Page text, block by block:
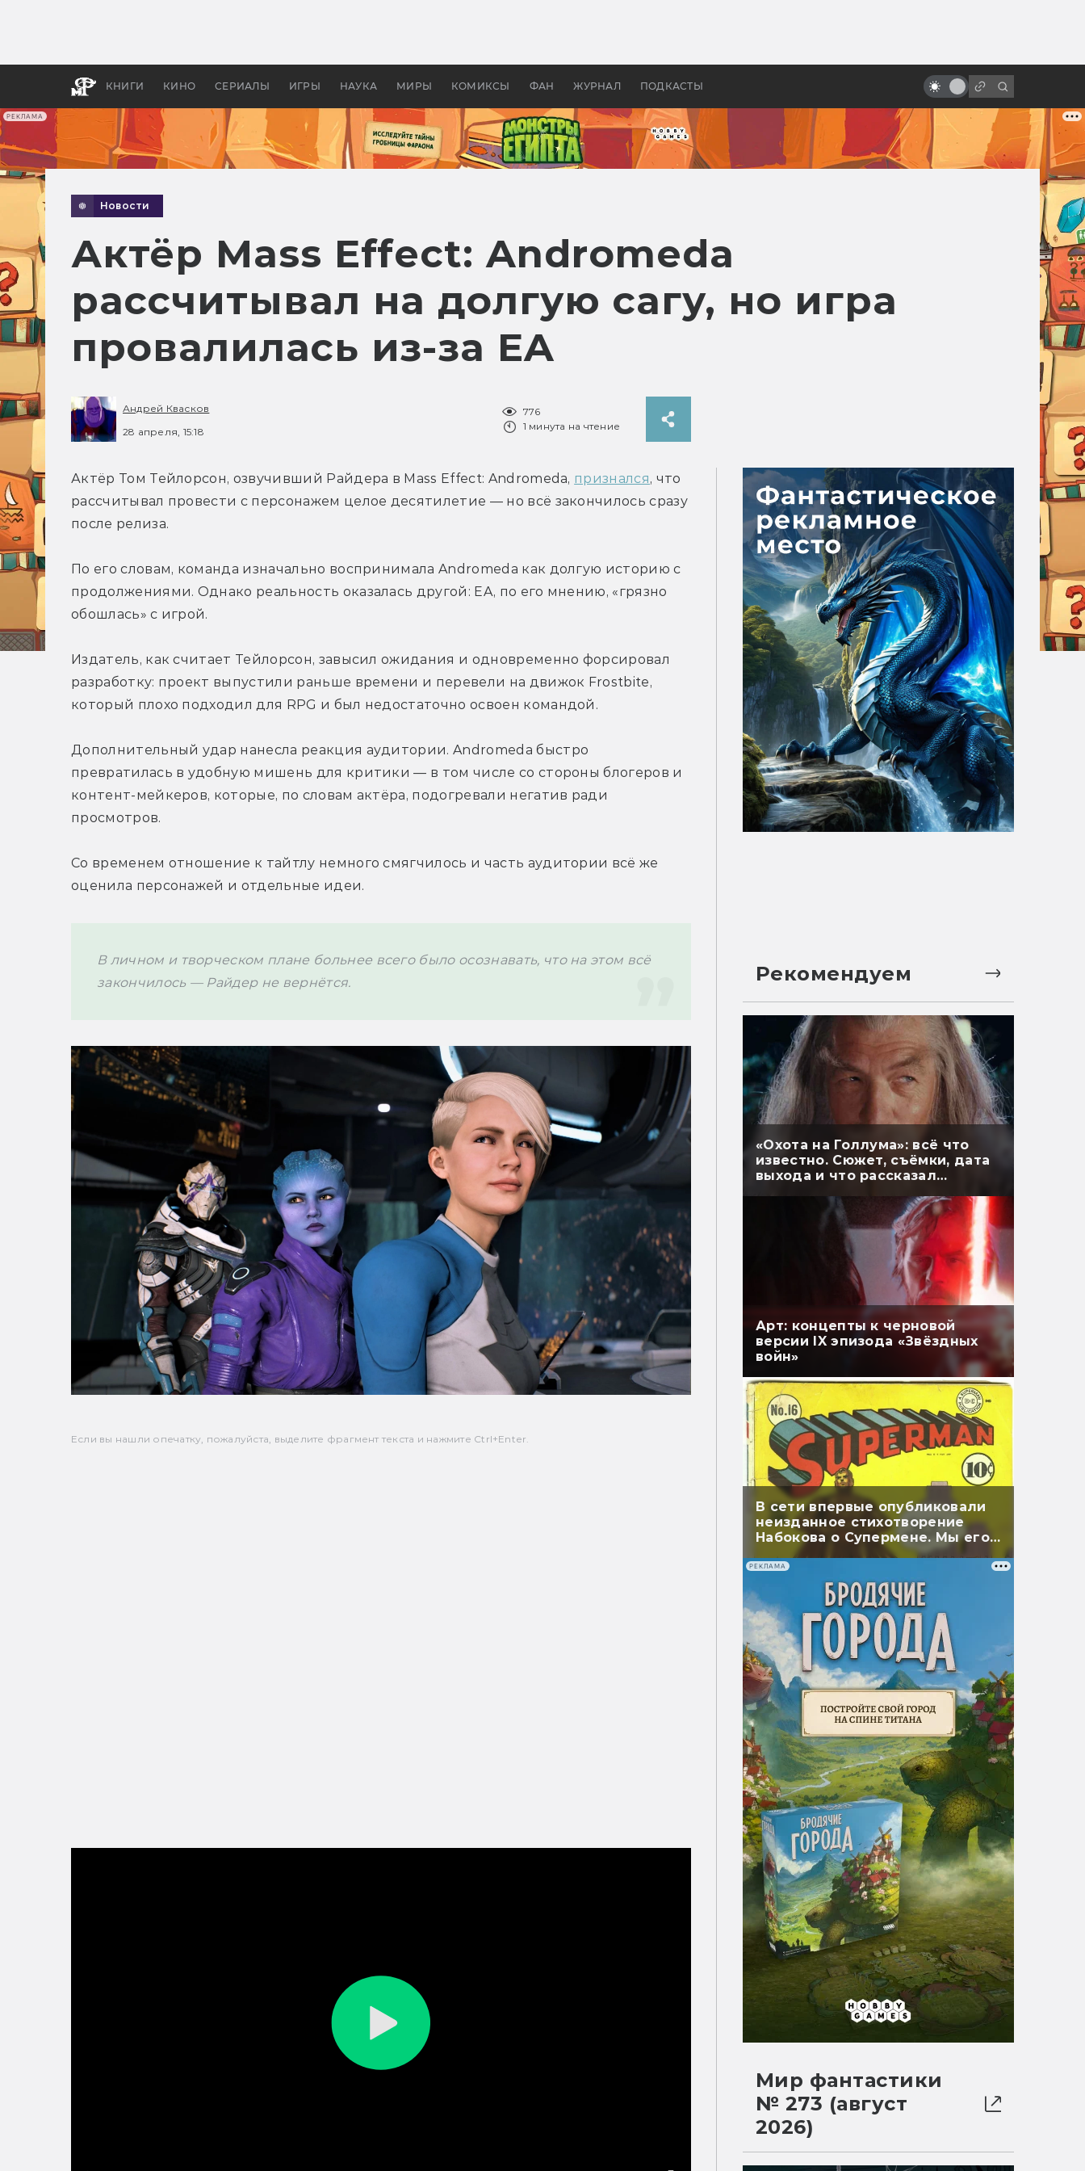
РЕКЛАМА
КНИГИ КИНО СЕРИАЛЫ ИГРЫ НАУКА МИРЫ КОМИКСЫ ФАН ЖУРНАЛ ПОДКАСТЫ
бы «Властелина колец»
Древней Грецией
камень»
Новости
Актёр Mass Effect: Andromeda
рассчитывал на долгую сагу, но игра
провалилась из-за EA
Андрей Квасков
28 апреля, 15:18
776
1 минута на чтение
Актёр Том Тейлорсон, озвучивший Райдера в Mass Effect: Andromeda, признался, что
рассчитывал провести с персонажем целое десятилетие — но всё закончилось сразу
после релиза.
По его словам, команда изначально воспринимала Andromeda как долгую историю с
продолжениями. Однако реальность оказалась другой: EA, по его мнению, «грязно
обошлась» с игрой.
Издатель, как считает Тейлорсон, завысил ожидания и одновременно форсировал
разработку: проект выпустили раньше времени и перевели на движок Frostbite,
который плохо подходил для RPG и был недостаточно освоен командой.
Дополнительный удар нанесла реакция аудитории. Andromeda быстро
превратилась в удобную мишень для критики — в том числе со стороны блогеров и
контент-мейкеров, которые, по словам актёра, подогревали негатив ради
просмотров.
Со временем отношение к тайтлу немного смягчилось и часть аудитории всё же
оценила персонажей и отдельные идеи.
В личном и творческом плане больнее всего было осознавать, что на этом всё
закончилось — Райдер не вернётся.
Если вы нашли опечатку, пожалуйста, выделите фрагмент текста и нажмите Ctrl+Enter.
Рекомендуем
«Охота на Голлума»: всё что
известно. Сюжет, съёмки, дата
выхода и что рассказал
Арт: концепты к черновой
версии IX эпизода «Звёздных
войн»
В сети впервые опубликовали
неизданное стихотворение
Набокова о Супермене. Мы его
перевели
РЕКЛАМА
Мир фантастики
№ 273 (август
2026)